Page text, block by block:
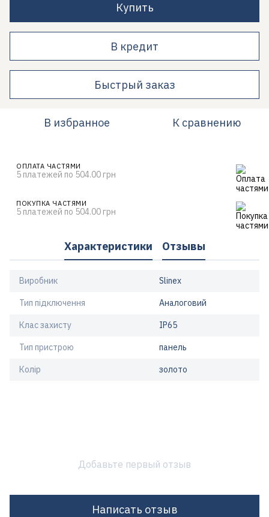
Купить
В кредит
Быстрый заказ
В избранное К сравнению
ОПЛАТА ЧАСТЯМИ
5 платежей по 504.00 грн
ПОКУПКА ЧАСТЯМИ
5 платежей по 504.00 грн
Характеристики Отзывы
Виробник Slinex
Тип підключення Аналоговий
Клас захисту IP65
Тип пристрою панель
Колір золото
Добавьте первый отзыв
Написать отзыв